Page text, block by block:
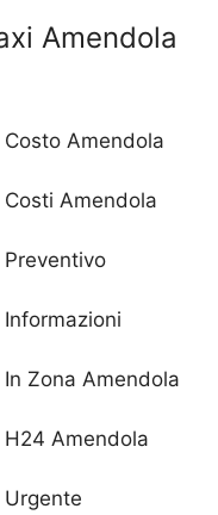
Amendola
Amendola
Amendola
Zona Amendola
Amendola
Urgente